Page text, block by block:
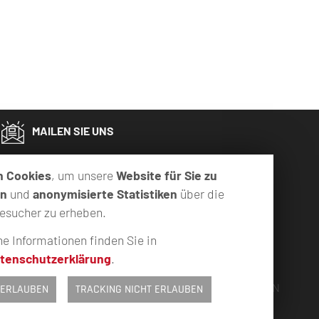
MAILEN SIE UNS
LOGIN
Cookies, um unsere Website für Sie zu
und anonymisierte Statistiken über die
zu erheben.
Informationen finden Sie in
.
TRACKING NICHT ERLAUBEN